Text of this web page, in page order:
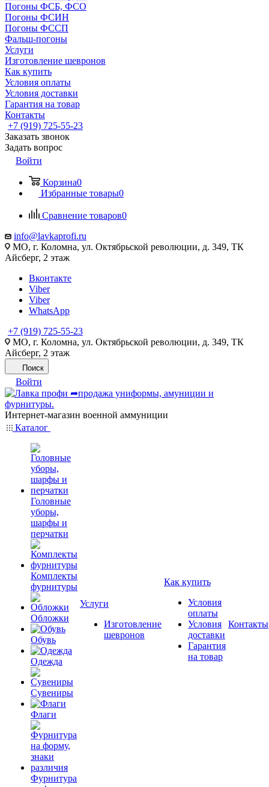
Погоны ФСБ, ФСО
Погоны ФСИН
Погоны ФССП
Фальш-погоны
Услуги
Изготовление шевронов
Как купить
Условия оплаты
Условия доставки
Гарантия на товар
Контакты
+7 (919) 725-55-23
Заказать звонок
Задать вопрос
Войти
Корзина0
Избранные товары0
Сравнение товаров0
info@lavkaprofi.ru
МО, г. Коломна, ул. Октябрьской революции, д. 349, ТК
Айсберг, 2 этаж
Вконтакте
Viber
Viber
WhatsApp
+7 (919) 725-55-23
МО, г. Коломна, ул. Октябрьской революции, д. 349, ТК
Айсберг, 2 этаж
Поиск
Войти
Интернет-магазин военной аммуниции
Каталог
Головные
уборы,
шарфы и
перчатки
Комплекты
фурнитуры
Обложки
Обувь
Одежда
Сувениры
Флаги
Фурнитура
Услуги
Изготовление
шевронов
Как купить
Условия
оплаты
Условия
доставки
Гарантия
на товар
Контакты